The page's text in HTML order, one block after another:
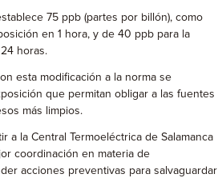
75 ppb (partes por billón), como
en 1 hora, y de 40 ppb para la
horas.
esta modificación a la norma se
que permitan obligar a las fuentes
más limpios.
a la Central Termoeléctrica de Salamanca
coordinación en materia de
acciones preventivas para salvaguardar